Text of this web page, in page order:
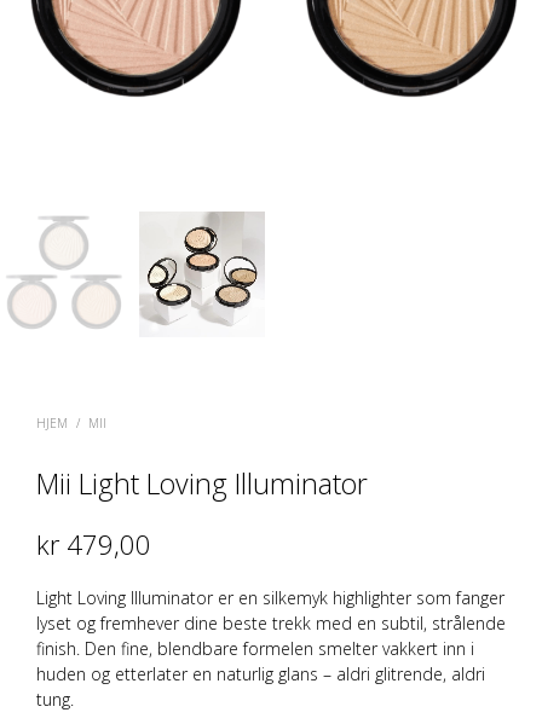
HJEM / MII
Mii Light Loving Illuminator
kr 479,00
Light Loving Illuminator er en silkemyk highlighter som fanger
lyset og fremhever dine beste trekk med en subtil, strålende
finish. Den fine, blendbare formelen smelter vakkert inn i
huden og etterlater en naturlig glans – aldri glitrende, aldri
tung.